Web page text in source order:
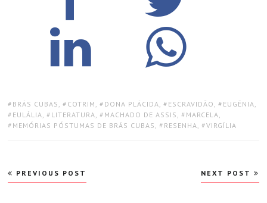
TAGS:
BRÁS CUBAS , COTRIM , DONA PLÁCIDA , ESCRAVIDÃO , EUGÊNIA
EULÁLIA , LITERATURA , MACHADO DE ASSIS , MARCELA
MEMÓRIAS PÓSTUMAS DE BRÁS CUBAS , RESENHA , VIRGÍLIA
Navegação
de
PREVIOUS POST NEXT POST